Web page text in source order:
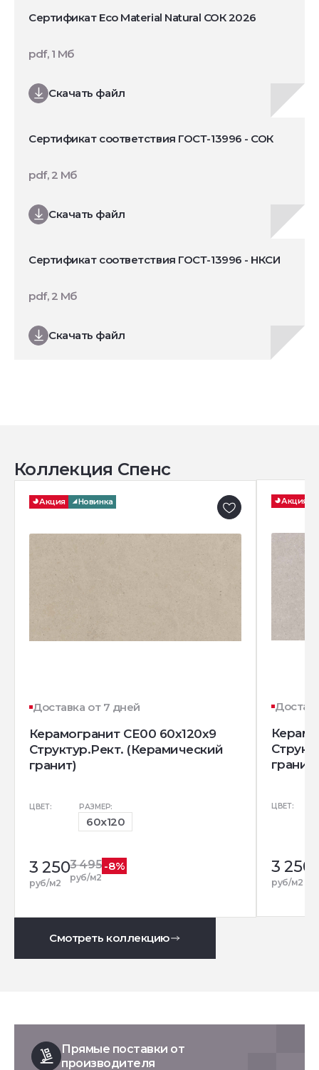
Сертификат Eco Material Natural СОК 2026
Скачать файл
pdf, 1 Мб
Сертификат соответствия ГОСТ-13996 - СОК
Скачать файл
pdf, 2 Мб
Сертификат соответствия ГОСТ-13996 - НКСИ
Скачать файл
pdf, 2 Мб
Коллекция Спенс
Акция Новинка
Доставка от 7 дней
Керамогранит CE00 60x120x9
Структур.Рект. (Керамический
гранит)
ЦВЕТ: РАЗМЕР:
60x120
3 250
руб/м2
3 495
руб/м2
-8%
Акция
гранит)
ЦВЕТ:
3 250
руб/м2
Смотреть коллекцию
Прямые поставки от
производителя